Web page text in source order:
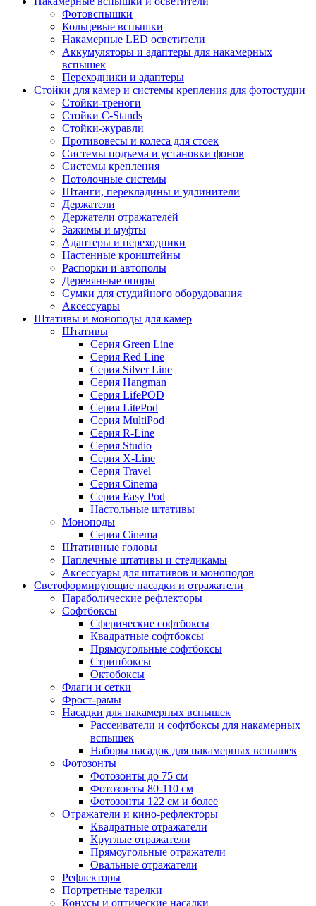
Фотовспышки
Кольцевые вспышки
Накамерные LED осветители
Аккумуляторы и адаптеры для накамерных
вспышек
Переходники и адаптеры
Стойки для камер и системы крепления для фотостудии
Стойки-треноги
Стойки C-Stands
Стойки-журавли
Противовесы и колеса для стоек
Системы подъема и установки фонов
Системы крепления
Потолочные системы
Штанги, перекладины и удлинители
Держатели
Держатели отражателей
Зажимы и муфты
Адаптеры и переходники
Настенные кронштейны
Распорки и автополы
Деревянные опоры
Сумки для студийного оборудования
Аксессуары
Штативы и моноподы для камер
Штативы
Серия Green Line
Серия Red Line
Серия Silver Line
Серия Hangman
Серия LifePOD
Серия LitePod
Серия MultiPod
Серия R-Line
Серия Studio
Серия X-Line
Серия Travel
Серия Cinema
Серия Easy Pod
Настольные штативы
Моноподы
Серия Cinema
Штативные головы
Наплечные штативы и стедикамы
Аксессуары для штативов и моноподов
Светоформирующие насадки и отражатели
Параболические рефлекторы
Софтбоксы
Сферические софтбоксы
Квадратные софтбоксы
Прямоугольные софтбоксы
Стрипбоксы
Октобоксы
Флаги и сетки
Фрост-рамы
Насадки для накамерных вспышек
Рассеиватели и софтбоксы для накамерных
вспышек
Наборы насадок для накамерных вспышек
Фотозонты
Фотозонты до 75 см
Фотозонты 80-110 см
Фотозонты 122 см и более
Отражатели и кино-рефлекторы
Квадратные отражатели
Круглые отражатели
Прямоугольные отражатели
Овальные отражатели
Рефлекторы
Портретные тарелки
Конусы и оптические насадки